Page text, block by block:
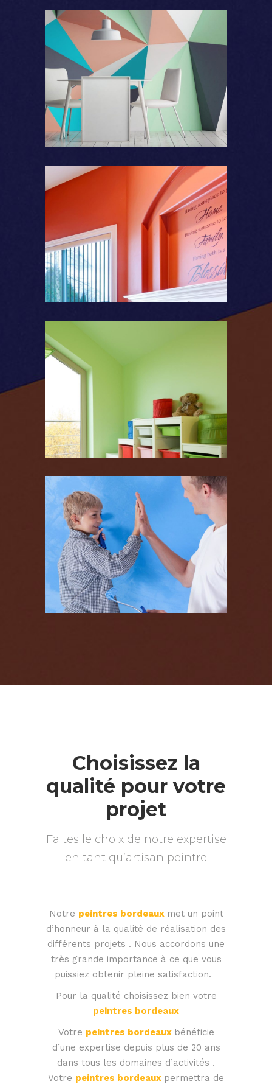
Formes
Couleurs chaudes
Couleurs froides
Choisissez la
qualité pour votre
projet
Faites le choix de notre expertise
en tant qu’artisan peintre
Notre peintres bordeaux met un point
d’honneur à la qualité de réalisation des
différents projets . Nous accordons une
très grande importance à ce que vous
puissiez obtenir pleine satisfaction.
Pour la qualité choisissez bien votre
peintres bordeaux
Votre peintres bordeaux bénéficie
d’une expertise depuis plus de 20 ans
dans tous les domaines d’activités .
Votre peintres bordeaux permettra de